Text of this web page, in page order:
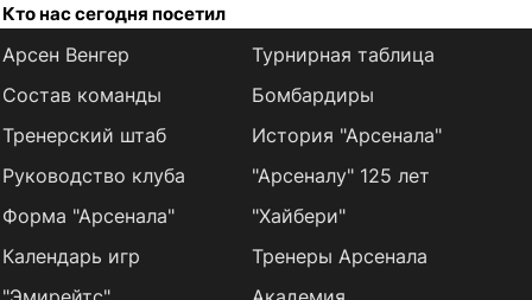
Кто нас сегодня посетил
Арсен Венгер
Состав команды
Тренерский штаб
Руководство клуба
Форма "Арсенала"
Календарь игр
Турнирная таблица
Бомбардиры
История "Арсенала"
"Арсеналу" 125 лет
"Хайбери"
Тренеры Арсенала